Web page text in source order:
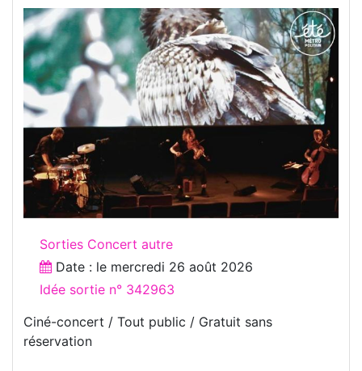
Sorties Concert autre
Date : le mercredi 26 août 2026
Idée sortie n° 342963
Ciné-concert / Tout public / Gratuit sans
réservation